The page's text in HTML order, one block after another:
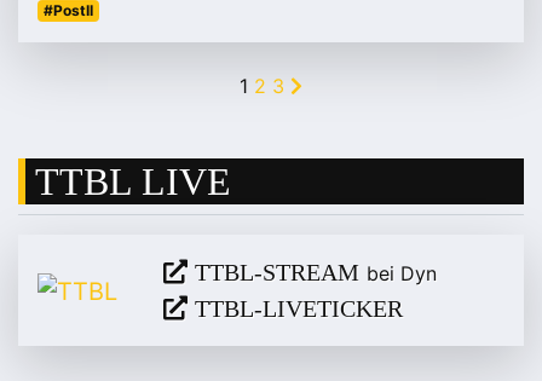
#PostII
1 2 3
TTBL LIVE
TTBL-STREAM bei Dyn
TTBL-LIVETICKER